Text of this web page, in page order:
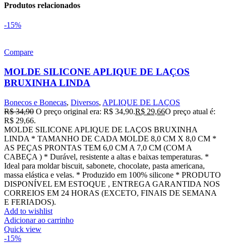
Produtos relacionados
-15%
Compare
MOLDE SILICONE APLIQUE DE LAÇOS
BRUXINHA LINDA
Bonecos e Bonecas, Diversos, APLIQUE DE LAÇOS
R$34,90 O preço original era: R$ 34,90.R$ 29,66O preço atual é:
R$ 29,66.
MOLDE SILICONE APLIQUE DE LAÇOS BRUXINHA
LINDA * TAMANHO DE CADA MOLDE 8,0 CM X 8,0 CM *
AS PEÇAS PRONTAS TEM 6,0 CM A 7,0 CM (COM A
CABEÇA ) * Durável, resistente a altas e baixas temperaturas. *
Ideal para moldar biscuit, sabonete, chocolate, pasta americana,
massa elástica e velas. * Produzido em 100% silicone * PRODUTO
DISPONÍVEL EM ESTOQUE , ENTREGA GARANTIDA NOS
CORREIOS EM 24 HORAS (EXCETO, FINAIS DE SEMANA
E FERIADOS).
Add to wishlist
Adicionar ao carrinho
Quick view
-15%